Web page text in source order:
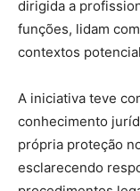
dirigida a
funções, lidam
contextos
A iniciativa teve
conhecimento
própria proteção
esclarecendo